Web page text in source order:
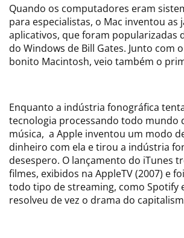
Quando os computadores eram
para especialistas, o Mac inventou as
aplicativos, que foram popularizadas
do Windows de Bill Gates. Junto com
bonito Macintosh, veio também o
Enquanto a indústria fonográfica
tecnologia processando todo mundo
música, a Apple inventou um modo
dinheiro com ela e tirou a indústria
desespero. O lançamento do iTunes
filmes, exibidos na AppleTV (2007) e
todo tipo de streaming, como Spotify
resolveu de vez o drama do